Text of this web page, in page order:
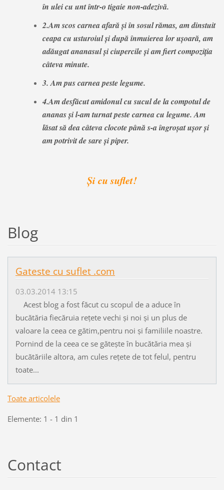
în ulei cu unt într-o tigaie non-adezivă.
2.Am scos carnea afară şi în sosul rămas, am dinstuit
ceapa cu usturoiul şi după înmuierea lor uşoară, am
adăugat ananasul şi ciupercile şi am fiert compoziţia
câteva minute.
3. Am pus carnea peste legume.
4.Am desfăcut amidonul cu sucul de la compotul de
ananas şi l-am turnat peste carnea cu legume. Am
lăsat să dea câteva clocote până s-a îngroşat uşor şi
am potrivit de sare şi piper.
Şi cu suflet!
Blog
Gateste cu suflet .com
03.03.2014 13:15
Acest blog a fost făcut cu scopul de a aduce în
bucătăria fiecăruia rețete vechi și noi și un plus de
valoare la ceea ce gătim,pentru noi și familiile noastre.
Pornind de la ceea ce se gătește în bucătăria mea și
bucătăriile altora, am cules rețete de tot felul, pentru
toate...
Toate articolele
Elemente: 1 - 1 din 1
Contact